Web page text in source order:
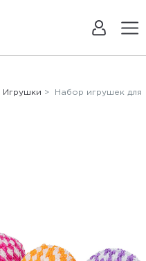
Игрушки > Набор игрушек для